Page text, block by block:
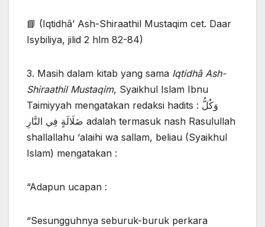
📘 (Iqtidhâ’ Ash-Shiraathil Mustaqim cet. Daar
Isybiliya, jilid 2 hlm 82-84)
3. Masih dalam kitab yang sama Iqtidhâ Ash-
Shiraathil Mustaqim, Syaikhul Islam Ibnu
Taimiyyah mengatakan redaksi hadits : وَكُلُّ
ضَلَالَةٍ فِي النَّارِ adalah termasuk nash Rasulullah
shallallahu ‘alaihi wa sallam, beliau (Syaikhul
Islam) mengatakan :
“Adapun ucapan :
“Sesungguhnya seburuk-buruk perkara